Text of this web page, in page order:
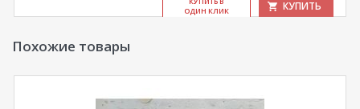
ОДИН КЛИК
КУПИТЬ
Похожие товары